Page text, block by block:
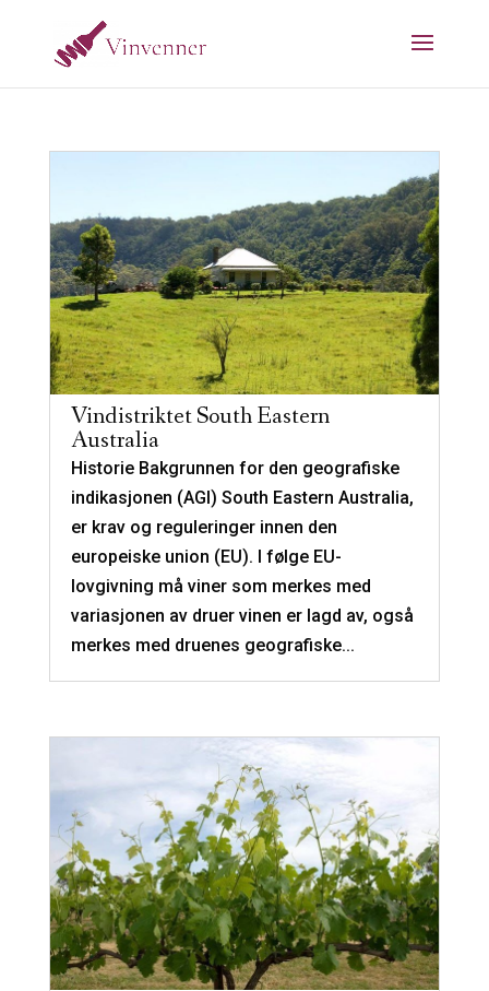
Vindistriktet South Eastern
Australia
Historie Bakgrunnen for den geografiske
indikasjonen (AGI) South Eastern Australia,
er krav og reguleringer innen den
europeiske union (EU). I følge EU-
lovgivning må viner som merkes med
variasjonen av druer vinen er lagd av, også
merkes med druenes geografiske...